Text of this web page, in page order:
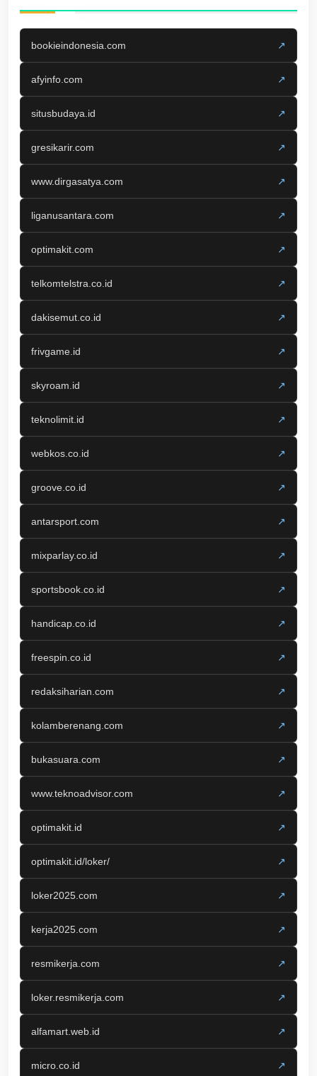
bookieindonesia.com ↗
afyinfo.com ↗
situsbudaya.id ↗
gresikarir.com ↗
www.dirgasatya.com ↗
liganusantara.com ↗
optimakit.com ↗
telkomtelstra.co.id ↗
dakisemut.co.id ↗
frivgame.id ↗
skyroam.id ↗
teknolimit.id ↗
webkos.co.id ↗
groove.co.id ↗
antarsport.com ↗
mixparlay.co.id ↗
sportsbook.co.id ↗
handicap.co.id ↗
freespin.co.id ↗
redaksiharian.com ↗
kolamberenang.com ↗
bukasuara.com ↗
www.teknoadvisor.com ↗
optimakit.id ↗
optimakit.id/loker/ ↗
loker2025.com ↗
kerja2025.com ↗
resmikerja.com ↗
loker.resmikerja.com ↗
alfamart.web.id ↗
micro.co.id ↗